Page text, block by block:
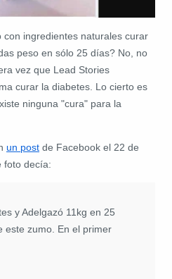
ingredientes naturales curar
peso en sólo 25 días? No, no
vez que Lead Stories
curar la diabetes. Lo cierto es
ninguna "cura" para la
un post de Facebook el 22 de
foto decía:
y Adelgazó 11kg en 25
este zumo. En el primer